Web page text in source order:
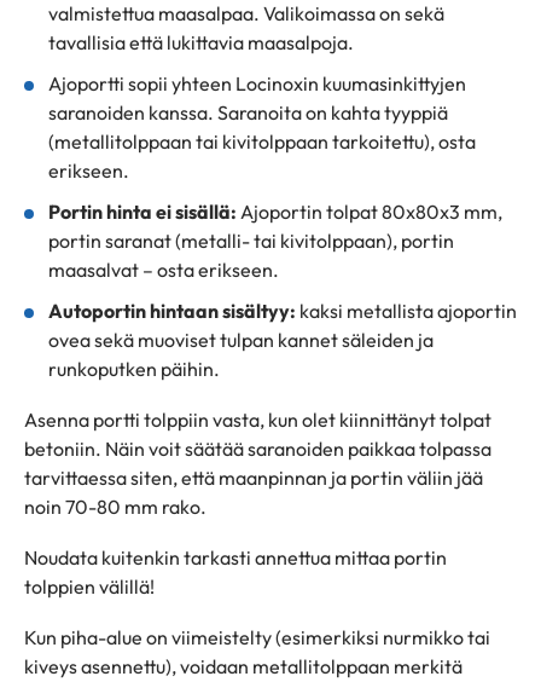
valmistettua maasalpaa. Valikoimassa on sekä
tavallisia että lukittavia maasalpoja.
Ajoportti sopii yhteen Locinoxin kuumasinkittyjen
saranoiden kanssa. Saranoita on kahta tyyppiä
(metallitolppaan tai kivitolppaan tarkoitettu), osta
erikseen.
Portin hinta ei sisällä: Ajoportin tolpat 80x80x3 mm,
portin saranat (metalli- tai kivitolppaan), portin
maasalvat – osta erikseen.
Autoportin hintaan sisältyy: kaksi metallista ajoportin
ovea sekä muoviset tulpan kannet säleiden ja
runkoputken päihin.
Asenna portti tolppiin vasta, kun olet kiinnittänyt tolpat
betoniin. Näin voit säätää saranoiden paikkaa tolpassa
tarvittaessa siten, että maanpinnan ja portin väliin jää
noin 70-80 mm rako.
Noudata kuitenkin tarkasti annettua mittaa portin
tolppien välillä!
Kun piha-alue on viimeistelty (esimerkiksi nurmikko tai
kiveys asennettu), voidaan metallitolppaan merkitä